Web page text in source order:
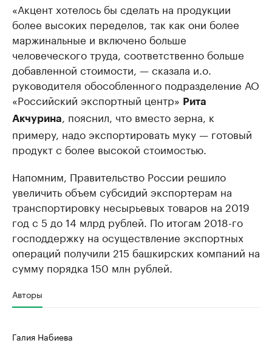
«Акцент хотелось бы сделать на продукции
более высоких переделов, так как они более
маржинальные и включено больше
человеческого труда, соответственно больше
добавленной стоимости, — сказала и.о.
руководителя обособленного подразделение АО
«Российский экспортный центр» Рита
Акчурина
, пояснил, что вместо зерна, к
примеру, надо экспортировать муку — готовый
продукт с более высокой стоимостью.
Напомним, Правительство России решило
увеличить объем субсидий экспортерам на
транспортировку несырьевых товаров на 2019
год с 5 до 14 млрд рублей. По итогам 2018-го
господдержку на осуществление экспортных
операций получили 215 башкирских компаний на
сумму порядка 150 млн рублей.
Авторы
Галия Набиева